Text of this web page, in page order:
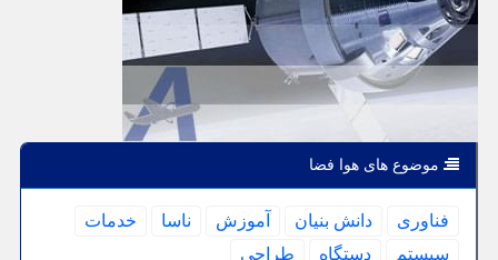
موضوع های هوا فضا
فناوری دانش بنیان آموزش ناسا
خدمات
سیستم
دستگاه طراحی